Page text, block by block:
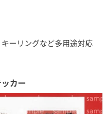
ーリングなど多用途対応
カー